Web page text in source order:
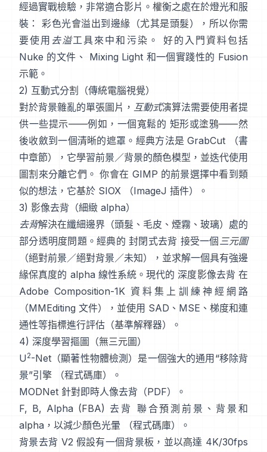
經過實戰檢驗，非常適合影片。權衡之處在於燈光和服
裝： 彩色光會溢出到邊緣（尤其是頭髮），所以你需
要使用 去溢工具來中和污染。 好的入門資料包括
Nuke 的文件 、 Mixing Light 和一個實踐性的 Fusion
示範 。
2) 互動式分割（傳統電腦視覺）
對於背景雜亂的單張圖片， 互動式演算法需要使用者提
供一些提示——例如，一個寬鬆的 矩形或塗鴉——然
後收斂到一個清晰的遮罩。經典方法是 GrabCut （書
中章節），它學習前景／背景的顏色模型，並迭代使用
圖割來分離它們。 你會在 GIMP 的前景選擇中看到類
似的想法，它基於 SIOX （ImageJ 插件）。
3) 影像去背（細緻 alpha）
去背解決在纖細邊界（頭髮、毛皮、煙霧、玻璃）處的
部分透明度問題。經典的 封閉式去背 接受一個 三元圖
（絕對前景／絕對背景／未知），並求解一個具有強邊
緣保真度的 alpha 線性系統。現代的 深度影像去背 在
Adobe Composition-1K 資料集上訓練神經網路
（MMEditing 文件），並使用 SAD、MSE、梯度和連
通性等指標進行評估（基準解釋器）。
4) 深度學習摳圖（無三元圖）
U2-Net （顯著性物體檢測）是一個強大的通用“移除背
景”引擎
（程式碼庫）。
MODNet 針對即時人像去背（PDF）。
F, B, Alpha (FBA) 去背 聯合預測前景、背景和
alpha，以減少顏色光暈
（程式碼庫）。
背景去背 V2 假設有一個背景板，並以高達 4K/30fps